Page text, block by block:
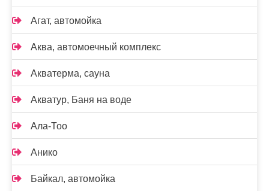
Агат, автомойка
Аква, автомоечный комплекс
Акватерма, сауна
Акватур, Баня на воде
Ала-Тоо
Анико
Байкал, автомойка